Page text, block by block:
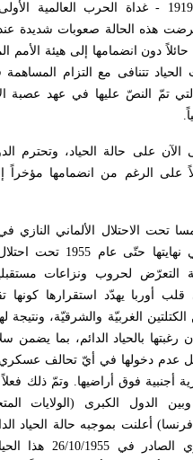
معاهدة ڤرساي عام 1919 - غداة الحرب
هذه الحالة صعوبات شديدة
دون انضمامها إلى هيئة الأمم
الحياد تتنافى مع التزام
تمّ النصّ عليها في عهد عصبة
على حالة الحياد، وتحترم
على الرغم من انضمامها مؤخراً
تحت الاحتلال الألماني النازي
العالمية الثانية، ثمّ في
التعرّض لحروب ونزاعات
أوربا يهدّد استقرارها كونها
الغربيّة والشرقيّة، ونتيجة
بالحياد الدائم، بما يضمن
عدم دخولها في أيّ تحالف عسكري
أجنبية فوق أراضيها. وتمّ ذلك فعلاً
1955 بينها وبين الدول الكبرى (الولايات
أعلنت بموجبه حالة الحياد
عزز الدستور النمساوي